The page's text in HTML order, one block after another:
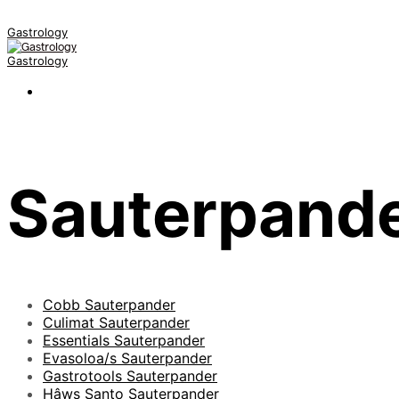
Gastrology
Gastrology
Cobb Sauterpander
Culimat Sauterpander
Essentials Sauterpander
Evasoloa/s Sauterpander
Gastrotools Sauterpander
Hâws Santo Sauterpander